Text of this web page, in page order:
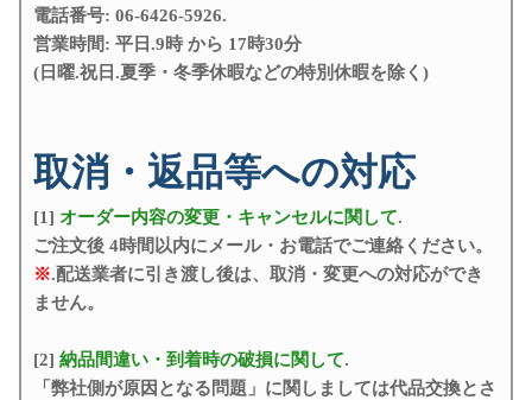
電話番号: 06-6426-5926.
営業時間: 平日.9時 から 17時30分
(日曜.祝日.夏季・冬季休暇などの特別休暇を除く)
取消・返品等への対応
[1] オーダー内容の変更・キャンセルに関して.
ご注文後 4時間以内にメール・お電話でご連絡ください。
※.配送業者に引き渡し後は、取消・変更への対応ができ
ません。
[2] 納品間違い・到着時の破損に関して.
「弊社側が原因となる問題」に関しましては代品交換とさ